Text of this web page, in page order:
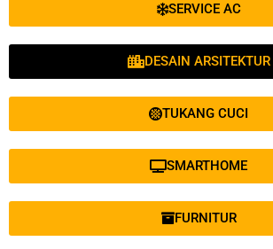
SERVICE AC
DESAIN ARSITEKTUR
TUKANG CUCI
SMARTHOME
FURNITUR